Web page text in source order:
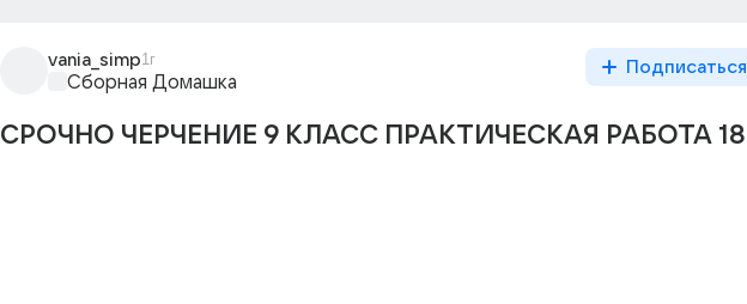
vania_simp1г
Сборная Домашка
Подписаться
СРОЧНО ЧЕРЧЕНИЕ 9 КЛАСС ПРАКТИЧЕСКАЯ РАБОТА 18